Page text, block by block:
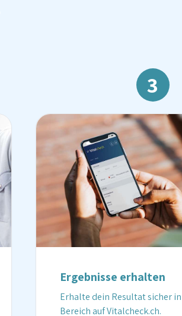
3
Ergebnisse erhalten
Erhalte dein Resultat sicher
Bereich auf Vitalcheck.ch.